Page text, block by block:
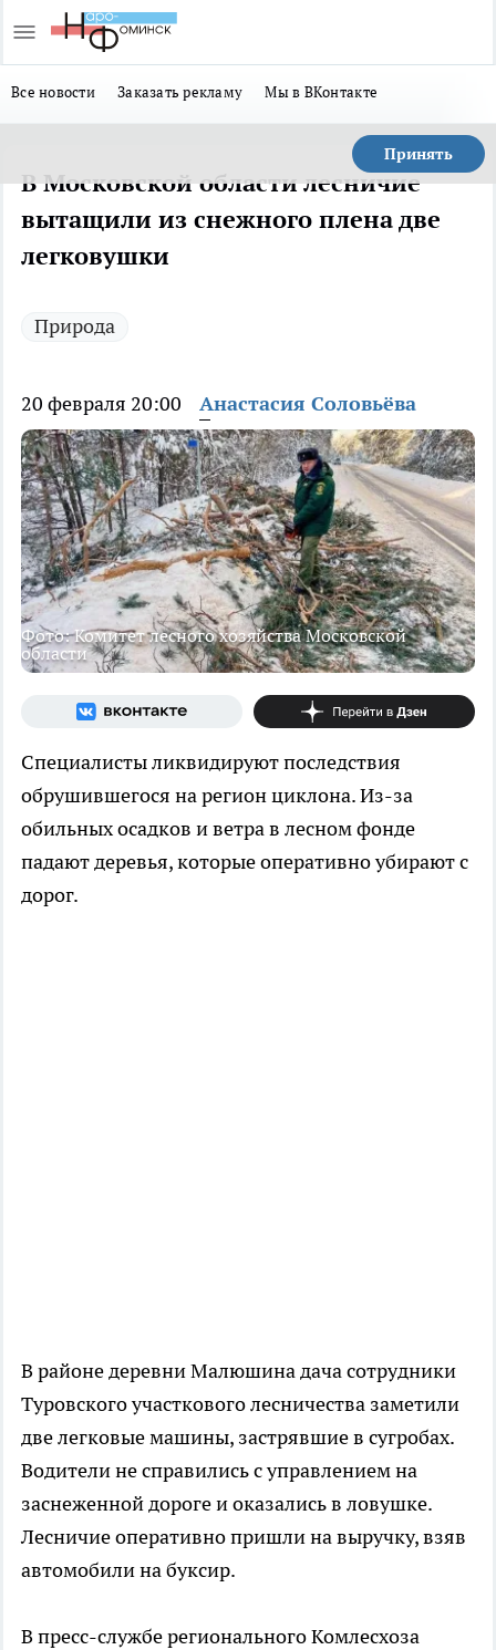
Все новости Заказать рекламу Мы в ВКонтакте
Принять
В Московской области лесничие
вытащили из снежного плена две
легковушки
Природа
20 февраля 20:00 Анастасия Соловьёва
Фото: Комитет лесного хозяйства Московской
области
Специалисты ликвидируют последствия
обрушившегося на регион циклона. Из-за
обильных осадков и ветра в лесном фонде
падают деревья, которые оперативно убирают с
дорог.
В районе деревни Малюшина дача сотрудники
Туровского участкового лесничества заметили
две легковые машины, застрявшие в сугробах.
Водители не справились с управлением на
заснеженной дороге и оказались в ловушке.
Лесничие оперативно пришли на выручку, взяв
автомобили на буксир.
В пресс-службе регионального Комлесхоза